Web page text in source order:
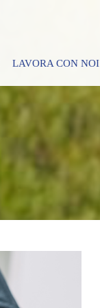
LAVORA CON NOI